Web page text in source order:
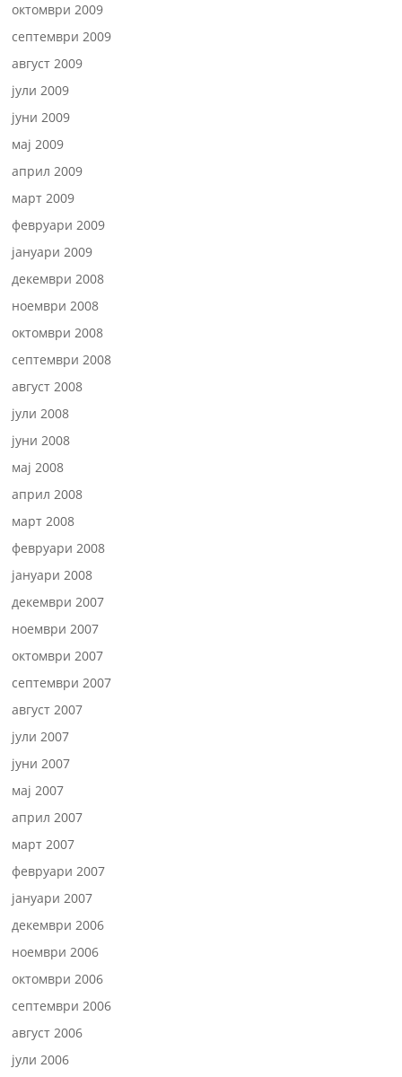
октомври 2009
септември 2009
август 2009
јули 2009
јуни 2009
мај 2009
април 2009
март 2009
февруари 2009
јануари 2009
декември 2008
ноември 2008
октомври 2008
септември 2008
август 2008
јули 2008
јуни 2008
мај 2008
април 2008
март 2008
февруари 2008
јануари 2008
декември 2007
ноември 2007
октомври 2007
септември 2007
август 2007
јули 2007
јуни 2007
мај 2007
април 2007
март 2007
февруари 2007
јануари 2007
декември 2006
ноември 2006
октомври 2006
септември 2006
август 2006
јули 2006